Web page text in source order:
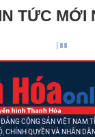
TỨC MỚI
CỘNG SẢN VIỆT NAM
CHÍNH QUYỀN VÀ NHÂN